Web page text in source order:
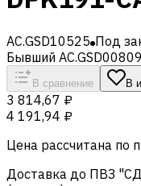
AC.GSD10525 Под
Бывший
В сравнение В
3 814,67 ₽
4 191,94 ₽
Цена рассчитана по
Доставка до ПВЗ